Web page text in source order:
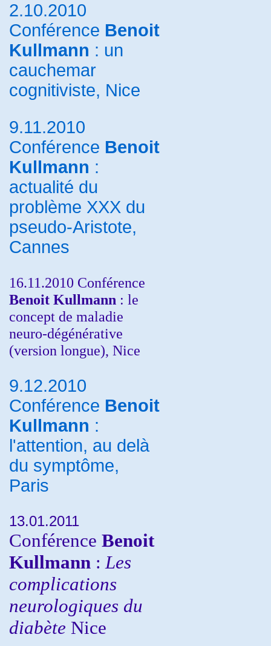
2.10.2010
Conférence Benoit
Kullmann : un
cauchemar
cognitiviste, Nice
9.11.2010
Conférence Benoit
Kullmann :
actualité du
problème XXX du
pseudo-Aristote,
Cannes
16.11.2010 Conférence
Benoit Kullmann : le
concept de maladie
neuro-dégénérative
(version longue), Nice
9.12.2010
Conférence Benoit
Kullmann :
l'attention, au delà
du symptôme,
Paris
13.01.2011
Conférence Benoit
Kullmann : Les
complications
neurologiques du
diabète Nice